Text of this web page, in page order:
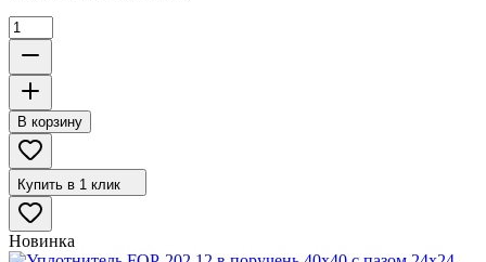
В корзину
Купить в 1 клик
Новинка